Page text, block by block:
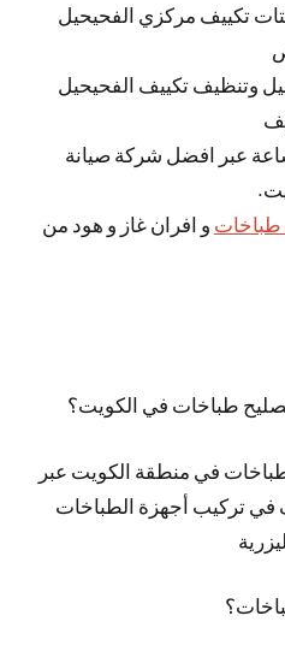
تكييف مركزي الفحيحيل
وتنظيف تكييف الفحيحيل
على مدار 24 ساعة عبر افضل شركة صيانة
و افران غاز و هود من
طباخات في الكويت؟
في منطقة الكويت عبر
تركيب أجهزة الطباخات